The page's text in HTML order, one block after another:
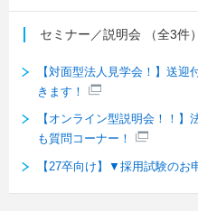
セミナー／説明会 （全3件）
【対面型法人見学会！】送
きます！
【オンライン型説明会！！
も質問コーナー！
【27卒向け】▼採用試験のお